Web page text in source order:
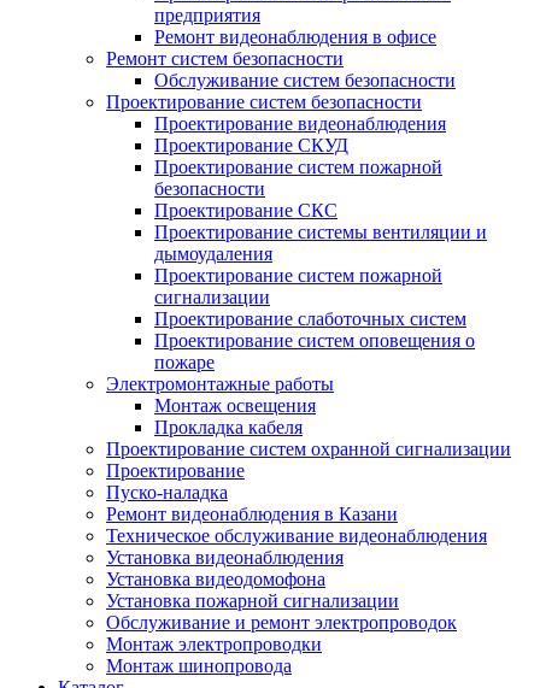
предприятия
Ремонт видеонаблюдения в офисе
Ремонт систем безопасности
Обслуживание систем безопасности
Проектирование систем безопасности
Проектирование видеонаблюдения
Проектирование СКУД
Проектирование систем пожарной
безопасности
Проектирование СКС
Проектирование системы вентиляции и
дымоудаления
Проектирование систем пожарной
сигнализации
Проектирование слаботочных систем
Проектирование систем оповещения о
пожаре
Электромонтажные работы
Монтаж освещения
Прокладка кабеля
Проектирование систем охранной сигнализации
Проектирование
Пуско-наладка
Ремонт видеонаблюдения в Казани
Техническое обслуживание видеонаблюдения
Установка видеонаблюдения
Установка видеодомофона
Установка пожарной сигнализации
Обслуживание и ремонт электропроводок
Монтаж электропроводки
Монтаж шинопровода